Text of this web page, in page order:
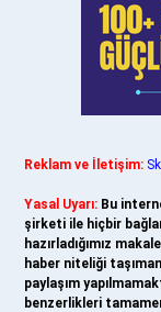
Reklam ve İletişim:
Yasal Uyarı: Bu
şirketi ile hiçbir
hazırladığımız
haber niteliği
paylaşım
benzerlikleri